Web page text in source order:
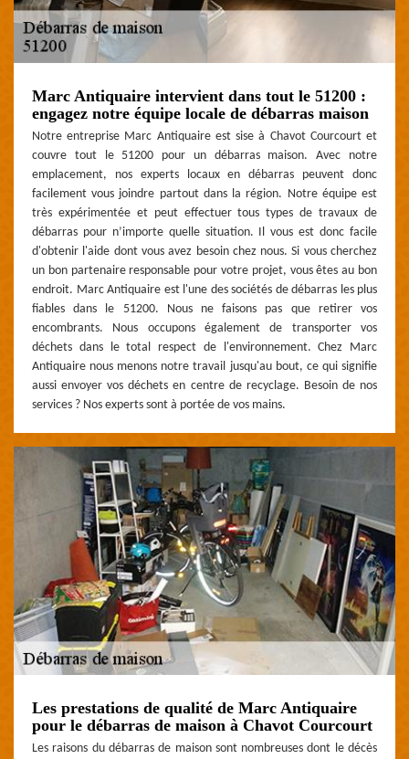
Marc Antiquaire intervient dans tout le 51200 :
engagez notre équipe locale de débarras maison
Notre entreprise Marc Antiquaire est sise à Chavot Courcourt et
couvre tout le 51200 pour un débarras maison. Avec notre
emplacement, nos experts locaux en débarras peuvent donc
facilement vous joindre partout dans la région. Notre équipe est
très expérimentée et peut effectuer tous types de travaux de
débarras pour n’importe quelle situation. Il vous est donc facile
d'obtenir l'aide dont vous avez besoin chez nous. Si vous cherchez
un bon partenaire responsable pour votre projet, vous êtes au bon
endroit. Marc Antiquaire est l'une des sociétés de débarras les plus
fiables dans le 51200. Nous ne faisons pas que retirer vos
encombrants. Nous occupons également de transporter vos
déchets dans le total respect de l'environnement. Chez Marc
Antiquaire nous menons notre travail jusqu'au bout, ce qui signifie
aussi envoyer vos déchets en centre de recyclage. Besoin de nos
services ? Nos experts sont à portée de vos mains.
Les prestations de qualité de Marc Antiquaire
pour le débarras de maison à Chavot Courcourt
Les raisons du débarras de maison sont nombreuses dont le décès